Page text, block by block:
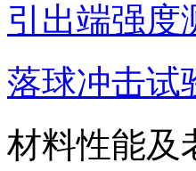
引出端强度
落球冲击试
材料性能及